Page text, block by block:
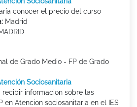
conocer el precio del curso
Madrid
de Grado Medio - FP de Grado
Sociosanitaria
recibir informacion sobre las
en Atencion sociosanitaria en el IES